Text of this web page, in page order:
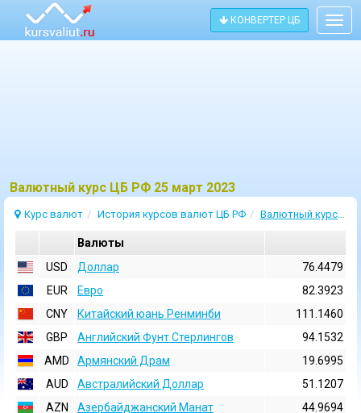
КОНВЕРТЕР ЦБ
Bалютный курс ЦБ РФ 25 март 2023
Курс валют История курсов валют ЦБ РФ Валютный курс 25 Март 2023
Валюты
USD
Доллар
76.4479
EUR
Евро
82.3923
CNY
Китайский юань Ренминби
111.1460
GBP
Английский Фунт Стерлингов
94.1532
AMD
Армянский Драм
19.6995
AUD
Австралийский Доллар
51.1207
AZN
Азербайджанский Манат
44.9694